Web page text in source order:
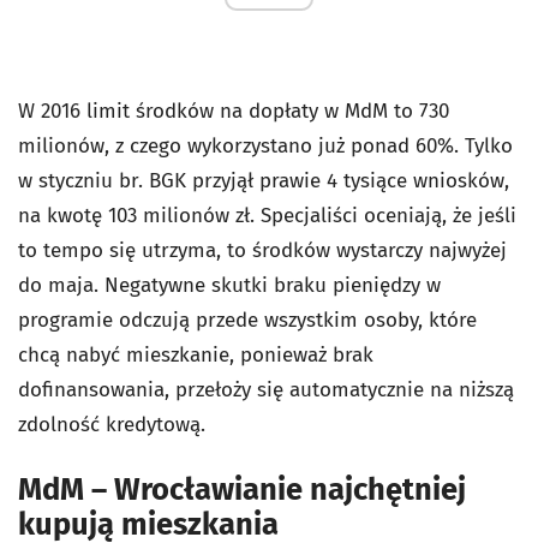
W 2016 limit środków na dopłaty w MdM to 730
milionów, z czego wykorzystano już ponad 60%. Tylko
w styczniu br. BGK przyjął prawie 4 tysiące wniosków,
na kwotę 103 milionów zł. Specjaliści oceniają, że jeśli
to tempo się utrzyma, to środków wystarczy najwyżej
do maja. Negatywne skutki braku pieniędzy w
programie odczują przede wszystkim osoby, które
chcą nabyć mieszkanie, ponieważ brak
dofinansowania, przełoży się automatycznie na niższą
zdolność kredytową.
MdM – Wrocławianie najchętniej
kupują mieszkania